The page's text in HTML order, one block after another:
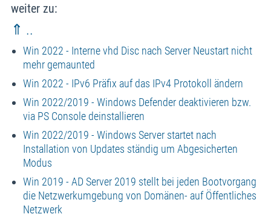
weiter zu:
⇑ ..
Win 2022 - Interne vhd Disc nach Server Neustart nicht
mehr gemaunted
Win 2022 - IPv6 Präfix auf das IPv4 Protokoll ändern
Win 2022/2019 - Windows Defender deaktivieren bzw.
via PS Console deinstallieren
Win 2022/2019 - Windows Server startet nach
Installation von Updates ständig um Abgesicherten
Modus
Win 2019 - AD Server 2019 stellt bei jeden Bootvorgang
die Netzwerkumgebung von Domänen- auf Öffentliches
Netzwerk